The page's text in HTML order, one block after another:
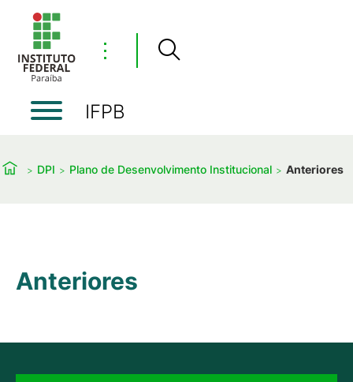
⋮
IFPB
DPI Plano de Desenvolvimento Institucional Anteriores
Anteriores